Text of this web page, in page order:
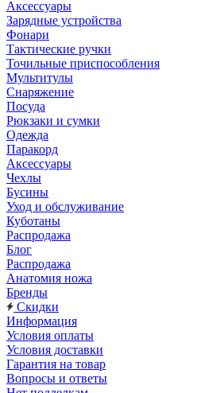
Аксессуары
Зарядные устройства
Фонари
Тактические ручки
Точильные приспособления
Мультитулы
Снаряжение
Посуда
Рюкзаки и сумки
Одежда
Паракорд
Аксессуары
Чехлы
Бусины
Уход и обслуживание
Куботаны
Распродажа
Блог
Распродажа
Анатомия ножа
Бренды
Скидки
Информация
Условия оплаты
Условия доставки
Гарантия на товар
Вопросы и ответы